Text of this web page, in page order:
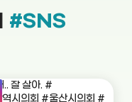
#SNS